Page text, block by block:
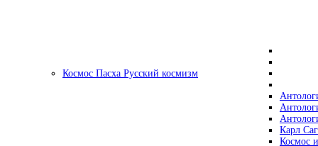
Космос Пасха Русский космизм
Карл
Космос